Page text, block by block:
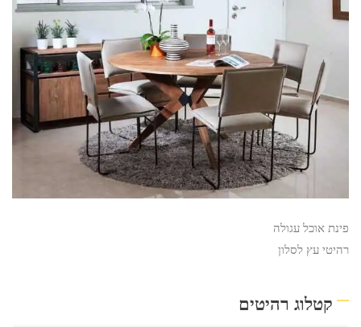
פינת אוכל עגולה
רהיטי עץ לסלון
קטלוג רהיטים